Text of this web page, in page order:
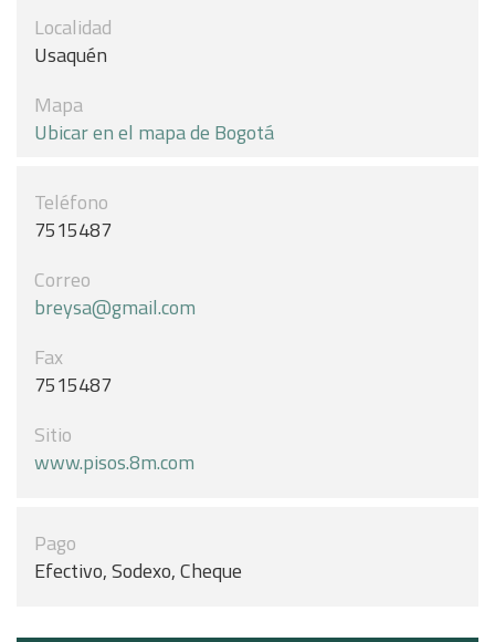
Localidad
Usaquén
Mapa
Ubicar en el mapa de Bogotá
Teléfono
7515487
Correo
breysa@gmail.com
Fax
7515487
Sitio
www.pisos.8m.com
Pago
Efectivo, Sodexo, Cheque